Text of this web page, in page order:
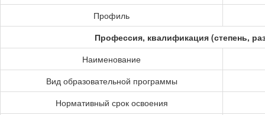
Профиль
Профессия, квалификация (степень,
Наименование
Вид образовательной программы
Нормативный срок освоения